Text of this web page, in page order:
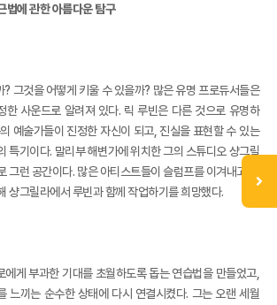
법에 관한 아름다운 탐구
? 그것을 어떻게 키울 수 있을까? 많은 유명 프로듀서들은
한 사운드로 알려져 있다. 릭 루빈은 다른 것으로 유명하
예술가들이 진정한 자신이 되고, 진실을 표현할 수 있는
특기이다. 말리부 해변가에 위치한 그의 스튜디오 샹그릴
런 공간이다. 많은 아티스트들이 슬럼프를 이겨내고 다
샹그릴라에서 루빈과 함께 작업하기를 희망했다.
에게 부과한 기대를 초월하도록 돕는 연습법을 만들었고,
느끼는 순수한 상태에 다시 연결시켰다. 그는 오랜 세월